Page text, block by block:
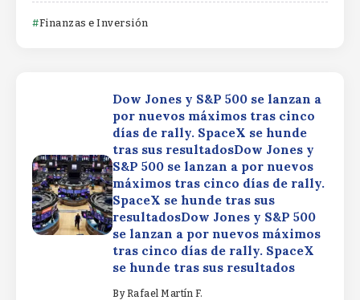
Finanzas e Inversión
Dow Jones y S&P 500 se lanzan a
por nuevos máximos tras cinco
días de rally. SpaceX se hunde
tras sus resultadosDow Jones y
S&P 500 se lanzan a por nuevos
máximos tras cinco días de rally.
SpaceX se hunde tras sus
resultadosDow Jones y S&P 500
se lanzan a por nuevos máximos
tras cinco días de rally. SpaceX
se hunde tras sus resultados
By Rafael Martín F.